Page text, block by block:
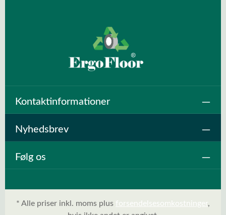
Kontaktinformationer
Nyhedsbrev
Følg os
* Alle priser inkl. moms plus forsendelsesomkostninger,